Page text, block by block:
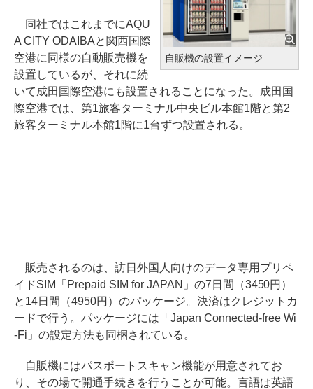
自販機の設置イメージ
同社ではこれまでにAQU
A CITY ODAIBAと関西国際
空港に同様の自動販売機を
設置しているが、それに続
いて成田国際空港にも設置されることになった。成田国
際空港では、第1旅客ターミナル中央ビル本館1階と第2
旅客ターミナル本館1階に1台ずつ設置される。
販売されるのは、訪日外国人向けのデータ専用プリペ
イドSIM「Prepaid SIM for JAPAN」の7日間（3450円）
と14日間（4950円）のパッケージ。決済はクレジットカ
ードで行う。パッケージには「Japan Connected-free Wi
-Fi」の設定方法も同梱されている。
自販機にはパスポートスキャン機能が用意されてお
り、その場で開通手続きを行うことが可能。言語は英語